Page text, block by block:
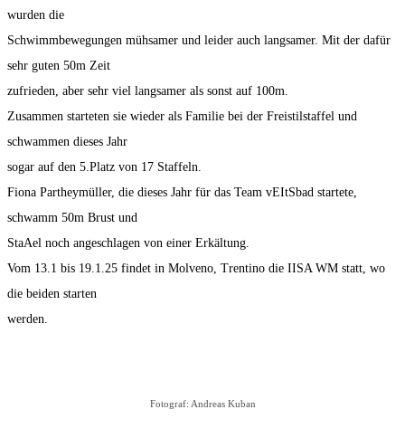
wurden die
Schwimmbewegungen mühsamer und leider auch langsamer. Mit der dafür
sehr guten 50m Zeit
zufrieden, aber sehr viel langsamer als sonst auf 100m.
Zusammen starteten sie wieder als Familie bei der Freistilstaffel und
schwammen dieses Jahr
sogar auf den 5.Platz von 17 Staffeln.
Fiona Partheymüller, die dieses Jahr für das Team vEItSbad startete,
schwamm 50m Brust und
StaAel noch angeschlagen von einer Erkältung.
Vom 13.1 bis 19.1.25 findet in Molveno, Trentino die IISA WM statt, wo
die beiden starten
werden.
Fotograf: Andreas Kuban